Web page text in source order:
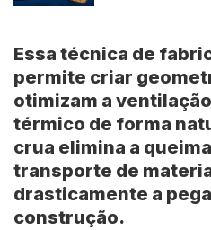
Essa técnica de
permite criar
otimizam a
térmico de forma
crua elimina a
transporte de
drasticamente a
construção.